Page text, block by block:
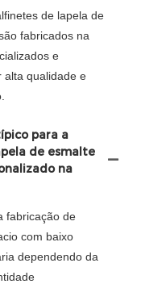
de lapela de
fabricados na
e
alta qualidade e
para a
de esmalte
na
fabricação de
com baixo
dependendo da